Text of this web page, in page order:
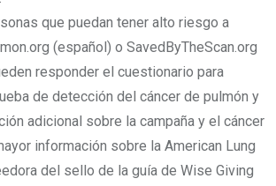
que puedan tener alto riesgo a
(español) o SavedByTheScan.org
responder el cuestionario para
de detección del cáncer de pulmón y
adicional sobre la campaña y el cáncer
información sobre la American Lung
del sello de la guía de Wise Giving